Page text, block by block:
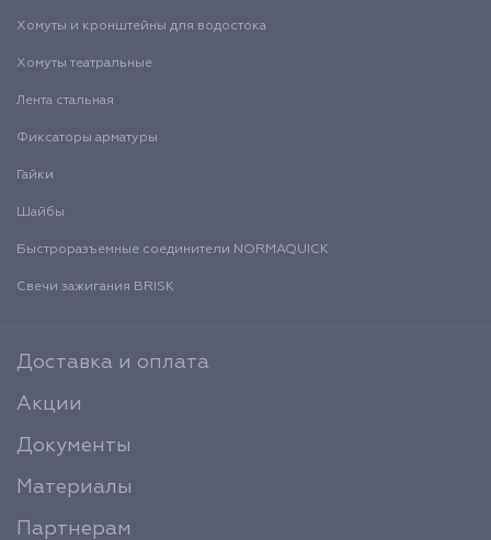
Хомуты и кронштейны для водостока
Хомуты театральные
Лента стальная
Фиксаторы арматуры
Гайки
Шайбы
Быстроразъемные соединители NORMAQUICK
Свечи зажигания BRISK
Доставка и оплата
Акции
Документы
Материалы
Партнерам